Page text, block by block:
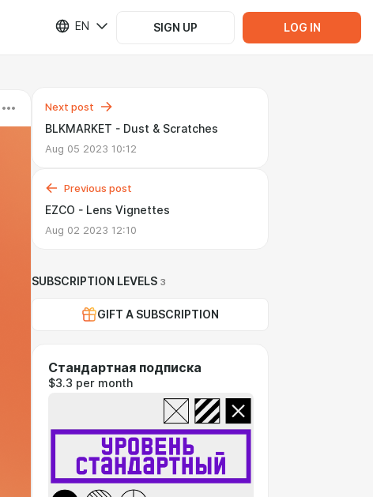
EN SIGN UP LOG IN
Next post
BLKMARKET - Dust & Scratches
Aug 05 2023 10:12
Previous post
EZCO - Lens Vignettes
Aug 02 2023 12:10
SUBSCRIPTION LEVELS 3
GIFT A SUBSCRIPTION
Стандартная подписка
$3.3 per month